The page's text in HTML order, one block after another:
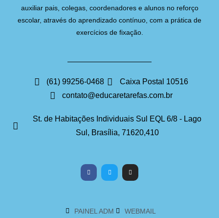
auxiliar pais, colegas, coordenadores e alunos no reforço
escolar, através do aprendizado contínuo, com a prática de
exercícios de fixação.
(61) 99256-0468
Caixa Postal 10516
contato@educaretarefas.com.br
St. de Habitações Individuais Sul EQL 6/8 - Lago
Sul, Brasília, 71620,410
PAINEL ADM WEBMAIL